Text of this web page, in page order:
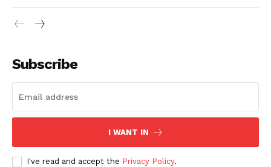
Subscribe
I WANT IN
I've read and accept the Privacy Policy.